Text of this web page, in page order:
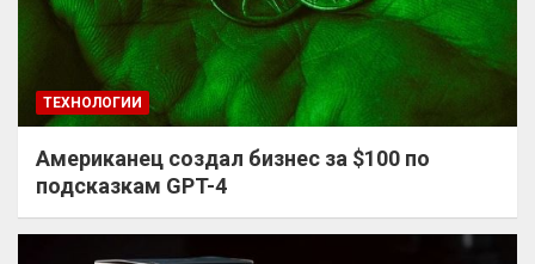
ТЕХНОЛОГИИ
Американец создал бизнес за $100 по
подсказкам GPT-4